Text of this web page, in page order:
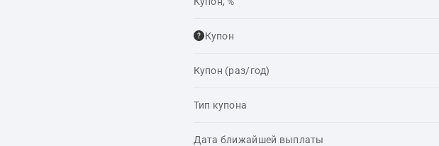
Купон
Купон (раз/год)
Тип купона
Дата ближайшей выплаты